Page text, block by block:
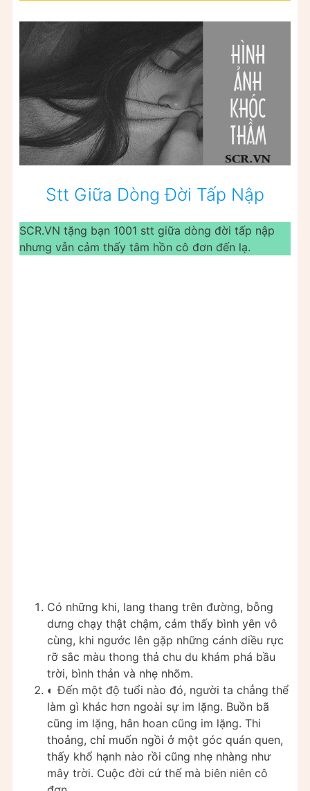
Stt Giữa Dòng Đời Tấp Nập
SCR.VN tặng bạn 1001 stt giữa dòng đời tấp nập
nhưng vẫn cảm thấy tâm hồn cô đơn đến lạ.
Có những khi, lang thang trên đường, bỗng
dưng chạy thật chậm, cảm thấy bình yên vô
cùng, khi ngước lên gặp những cánh diều rực
rỡ sắc màu thong thả chu du khám phá bầu
trời, bình thản và nhẹ nhõm.
◐ Đến một độ tuổi nào đó, người ta chẳng thể
làm gì khác hơn ngoài sự im lặng. Buồn bã
cũng im lặng, hân hoan cũng im lặng. Thi
thoảng, chỉ muốn ngồi ở một góc quán quen,
thấy khổ hạnh nào rồi cũng nhẹ nhàng như
mây trời. Cuộc đời cứ thế mà biên niên cô